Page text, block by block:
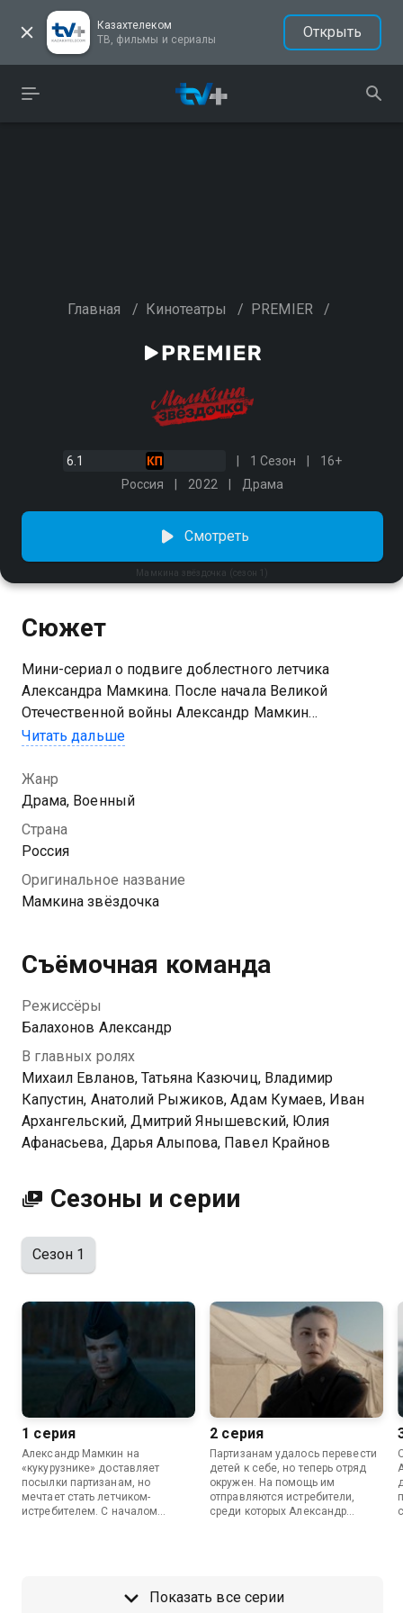
Казахтелеком
ТВ, фильмы и сериалы
Открыть
Главная / Кинотеатры / PREMIER /
6.1 1 Сезон
16+
Россия
2022 Драма
Мамкина звёздочка (сезон 1)
Смотреть
Сюжет
Мини-сериал о подвиге доблестного летчика
Александра Мамкина. После начала Великой
Отечественной войны Александр Мамкин
добровольцем отправляется на фронт. Высшее
партизанам на «кукурузнике», но сам Мамкин
мечтает стать летчиком-истребителем. Когда
разведка доносит, что в деревне около
оккупированного Полоцка сирот морят голодом,
это шанс не только стать истребителем, но и спасти
детей и боевых товарищей от верной гибели.
звёздочка вы можете совершенно бесплатно в
Читать дальше
Жанр
Драма, Военный
Страна
Россия
Оригинальное название
Мамкина звёздочка
Съёмочная команда
Режиссёры
Балахонов Александр
В главных ролях
Михаил Евланов, Татьяна Казючиц, Владимир
Капустин, Анатолий Рыжиков, Адам Кумаев, Иван
Архангельский, Дмитрий Янышевский, Юлия
Афанасьева, Дарья Алыпова, Павел Крайнов
Сезоны и серии
Сезон 1
1 серия
Александр Мамкин на
«кукурузнике» доставляет
посылки партизанам, но
мечтает стать летчиком-
истребителем. С началом
2 серия
Партизанам удалось перевести
детей к себе, но теперь отряд
окружен. На помощь им
отправляются истребители,
среди которых Александр
Показать все серии